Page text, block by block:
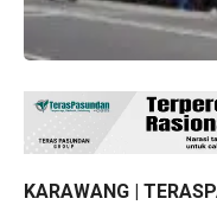
KARAWANG |